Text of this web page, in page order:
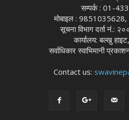
सम्पर्क : 01-
मोबाइल :
सूचना विभाग दर्ता नं.:
कार्यालय: बल्खु
सर्वाधिकार स्वाभिमानी
Contact us: